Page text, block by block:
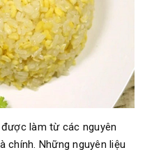
làm từ các nguyên
chính. Những nguyên liệu